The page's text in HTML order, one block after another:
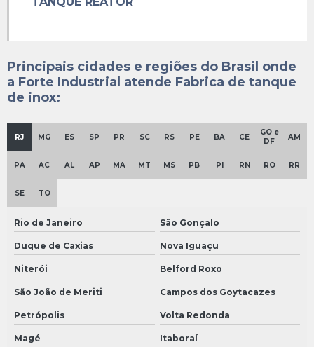
Reator inox 316
Reator inox 50 litros
Reator inox a venda
Reator piloto inox a venda
Reator tanque agitado
Reatores agitados
Reservatório inox 1000 litros
Reservatório inox 200 litros
Reservatório inox
Retrofit em máquinas industriais
Principais cidades e regiões do Brasil onde
a Forte Industrial atende Fabrica de tanque
de inox:
RJ MG ES SP PR SC RS PE BA CE
GO e
DF
AM
PA AC AL AP MA MT MS PB PI RN RO RR
SE TO
Rio de Janeiro São Gonçalo
Duque de Caxias Nova Iguaçu
Niterói Belford Roxo
São João de Meriti Campos dos Goytacazes
Petrópolis Volta Redonda
Magé Itaboraí